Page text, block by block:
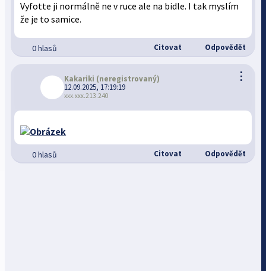
Vyfotte ji normálně ne v ruce ale na bidle. I tak myslím
že je to samice.
0 hlasů Citovat Odpovědět
⋮
Kakariki (neregistrovaný)
12.09.2025, 17:19:19
xxx.xxx.213.240
0 hlasů Citovat Odpovědět